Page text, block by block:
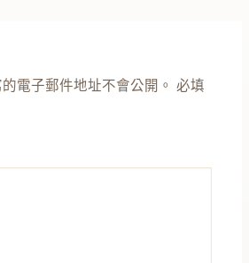
電子郵件地址不會公開。 必填